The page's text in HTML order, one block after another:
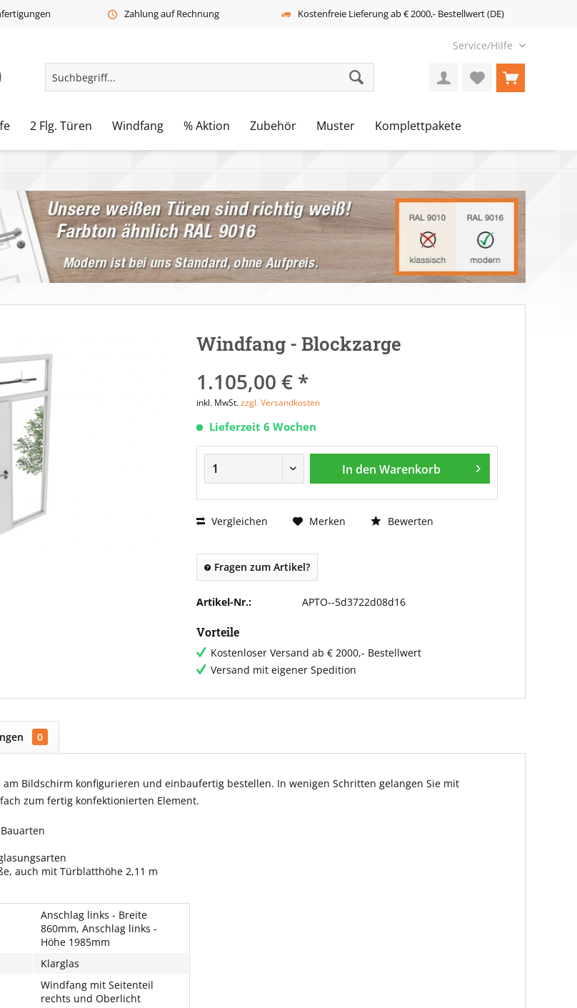
Zahlung auf Rechnung Kostenfreie Lieferung ab € 2000,- Bestellwert (DE)
Service/Hilfe
2 Flg. Türen Windfang % Aktion Zubehör Muster Komplettpakete
Windfang - Blockzarge
1.105,00 € *
inkl. MwSt.zzgl. Versandkosten
Lieferzeit 6 Wochen
In den Warenkorb
Vergleichen Merken Bewerten
Fragen zum Artikel?
Artikel-Nr.: APTO--5d3722d08d16
Vorteile
Kostenloser Versand ab € 2000,- Bestellwert
Versand mit eigener Spedition
0
Bildschirm konfigurieren und einbaufertig bestellen. In wenigen Schritten gelangen Sie mit
zum fertig konfektionierten Element.
auch mit Türblatthöhe 2,11 m
Anschlag links - Breite
860mm, Anschlag links -
Höhe 1985mm
Klarglas
Windfang mit Seitenteil
rechts und Oberlicht